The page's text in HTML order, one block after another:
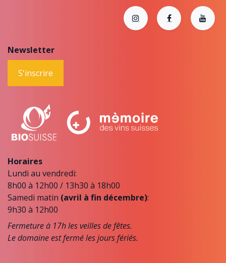
Newsletter
S'inscrire
Horaires
Lundi au vendredi:
8h00 à 12h00 / 13h30 à 18h00
Samedi matin (avril à fin décembre):
9h30 à 12h00
Fermeture à 17h les veilles de fêtes.
Le domaine est fermé les jours fériés.